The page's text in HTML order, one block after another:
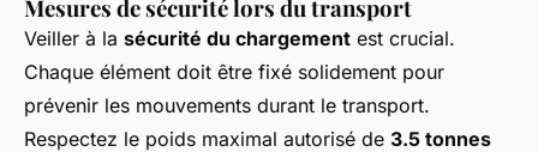
Mesures de sécurité lors du transport
Veiller à la sécurité du chargement est crucial.
Chaque élément doit être fixé solidement pour
prévenir les mouvements durant le transport.
Respectez le poids maximal autorisé de 3.5 tonnes